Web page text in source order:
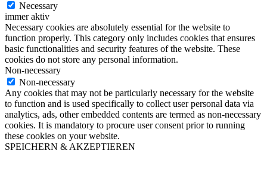
Necessary
immer aktiv
Necessary cookies are absolutely essential for the website to
function properly. This category only includes cookies that ensures
basic functionalities and security features of the website. These
cookies do not store any personal information.
Non-necessary
Non-necessary
Any cookies that may not be particularly necessary for the website
to function and is used specifically to collect user personal data via
analytics, ads, other embedded contents are termed as non-necessary
cookies. It is mandatory to procure user consent prior to running
these cookies on your website.
SPEICHERN & AKZEPTIEREN